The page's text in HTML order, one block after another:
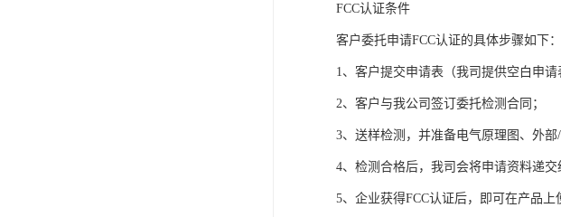
FCC认证条件
客户委托申请FCC认证的具体步骤如下：
1、客户提交申请表（我司提供空白申请
2、客户与我公司签订委托检测合同；
3、送样检测，并准备电气原理图、外
4、检测合格后，我司会将申请资料递交
5、企业获得FCC认证后，即可在产品上